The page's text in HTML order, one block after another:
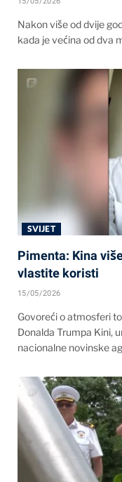
Nakon više od dvije
kada je većina od dva
SVIJET
Pimenta: Kina
vlastite koristi
15/05/2026
Govoreći o atmosferi
Donalda Trumpa Kini,
nacionalne novinske